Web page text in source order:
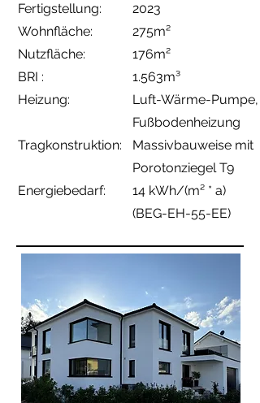
Fertigstellung:
Wohnfläche:
Nutzfläche:
BRI :
Heizung:
Tragkonstruktion:
Energiebedarf:
2023
275m²
176m²
1.563m³
Luft-Wärme-Pumpe,
Fußbodenheizung
Massivbauweise mit
Porotonziegel T9
14 kWh/(m² * a)
(BEG-EH-55-EE)